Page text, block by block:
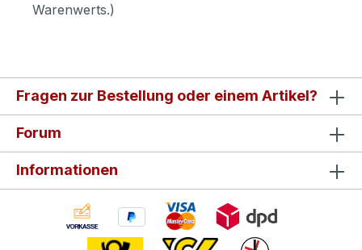
Warenwerts.)
Fragen zur Bestellung oder einem Artikel?
Forum
Informationen